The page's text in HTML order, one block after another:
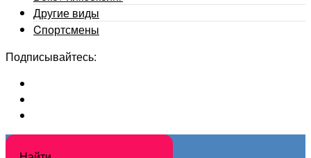
Другие виды
Cпортсмены
Подписывайтесь: